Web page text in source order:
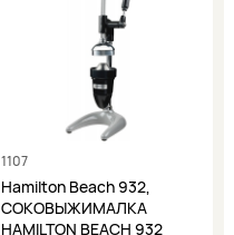
1107
Hamilton Beach 932,
СОКОВЫЖИМАЛКА
HAMILTON BEACH 932